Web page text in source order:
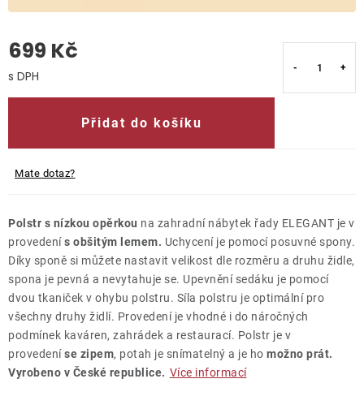
699 Kč
Přidat do košíku
Mate dotaz?
Polstr s nízkou opěrkou na zahradní nábytek řady ELEGANT je v
provedenís obšitým lemem. Uchycení je pomocí posuvné spony.
Díky sponě si můžete nastavit velikost dle rozměru a druhu židle,
spona je pevná a nevytahuje se. Upevnění sedáku je pomocí
dvou tkaniček v ohybu polstru. Síla polstru je optimální pro
všechny druhy židlí. Provedení je vhodné i do náročných
podmínek kaváren, zahrádek a restaurací. Polstr je v
provedeníse zipem, potah je snímatelný a je ho možno prát.
Vyrobeno v České republice. Více informací